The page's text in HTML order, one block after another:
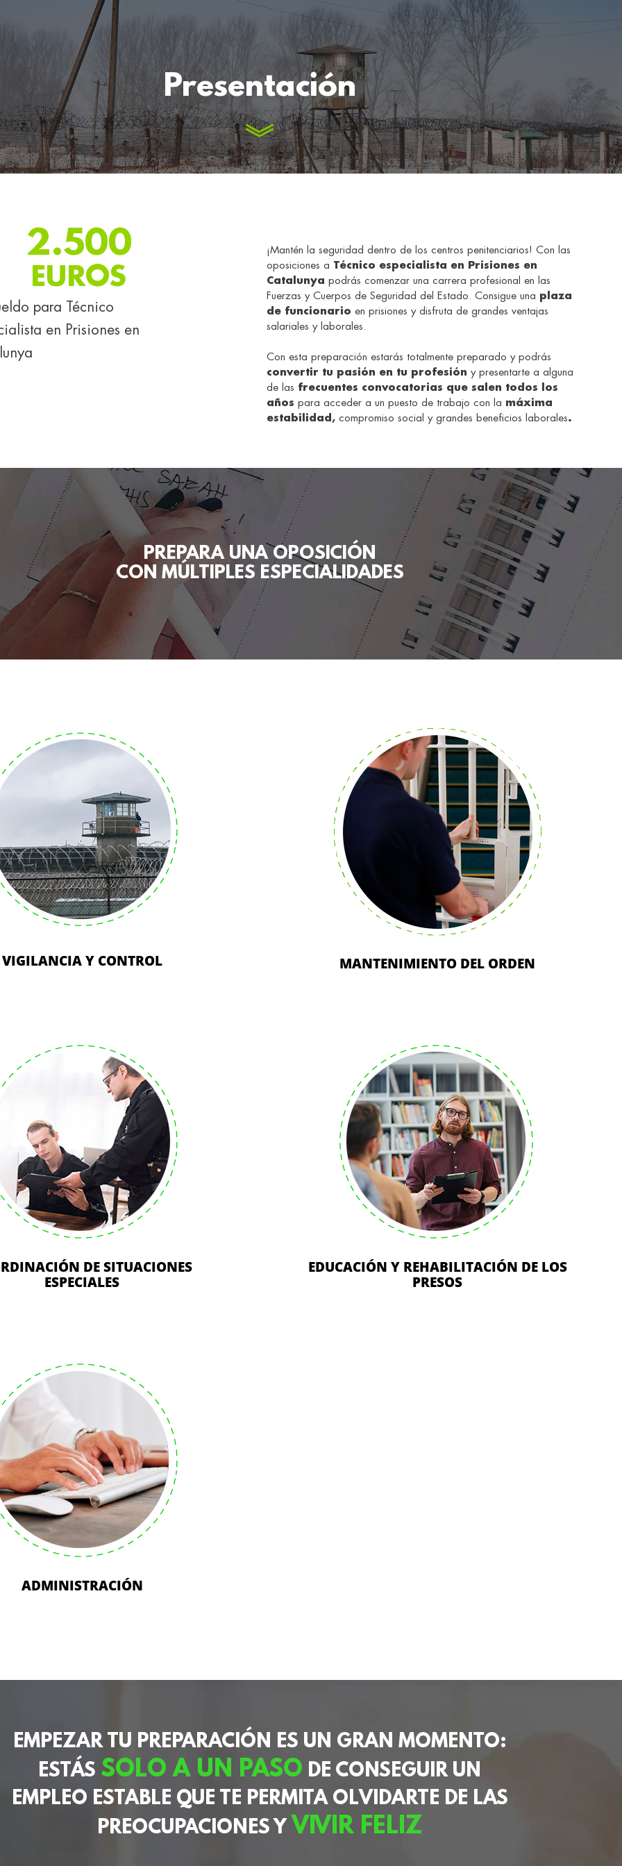
Presentación
EUROS
para Técnico
en Prisiones en
2.500
¡Mantén la seguridad dentro de los centros penitenciarios! Con las
oposiciones a Técnico especialista en Prisiones en
Catalunya podrás comenzar una carrera profesional en las
Fuerzas y Cuerpos de Seguridad del Estado. Consigue una plaza
de funcionario en prisiones y disfruta de grandes ventajas
salariales y laborales.
Con esta preparación estarás totalmente preparado y podrás
convertir tu pasión en tu profesión y presentarte a alguna
de las frecuentes convocatorias que salen todos los
años para acceder a un puesto de trabajo con la máxima
estabilidad, compromiso social y grandes beneficios laborales.
PREPARA UNA OPOSICIÓN
CON MÚLTIPLES ESPECIALIDADES
VIGILANCIA Y CONTROL MANTENIMIENTO DEL ORDEN
DE SITUACIONES
ESPECIALES
EDUCACIÓN Y REHABILITACIÓN DE LOS
PRESOS
ADMINISTRACIÓN
EMPEZAR TU PREPARACIÓN ES UN GRAN MOMENTO:
ESTÁS SOLO A UN PASO DE CONSEGUIR UN
EMPLEO ESTABLE QUE TE PERMITA OLVIDARTE DE LAS
PREOCUPACIONES Y VIVIR FELIZ